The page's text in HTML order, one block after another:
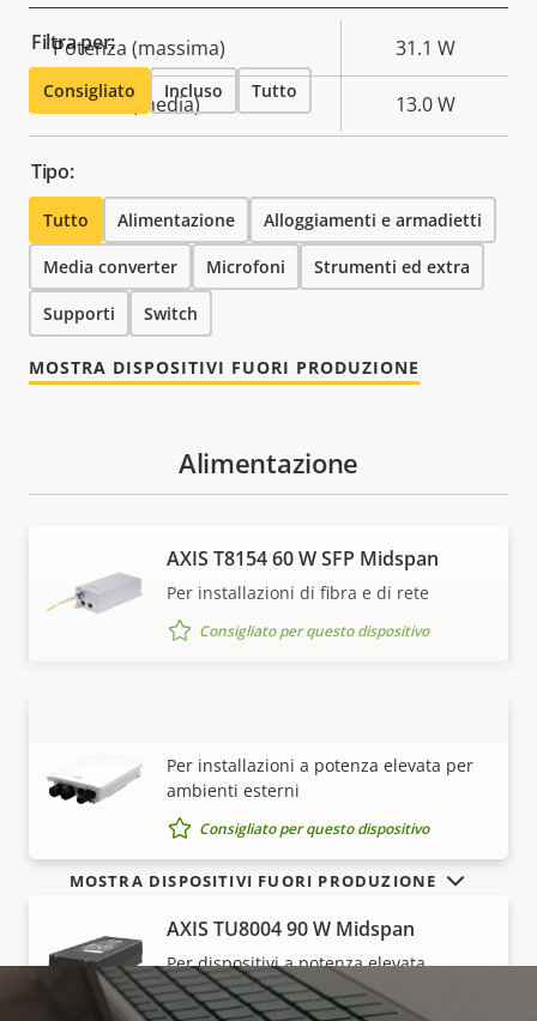
Descrizione
della
proprietà
Valore
della
proprietà
Potenza (massima) 31.1 W
Potenza (media) 13.0 W
Filtra per:
Consigliato Incluso Tutto
Tipo:
Tutto Alimentazione Alloggiamenti e armadietti
Media converter Microfoni Strumenti ed extra
Supporti Switch
MOSTRA DISPOSITIVI FUORI PRODUZIONE
VISUALIZZA DI PIÙ
Alimentazione
AXIS T8154 60 W SFP Midspan
Per installazioni di fibra e di rete
Consigliato per questo dispositivo
Per installazioni a potenza elevata per
ambienti esterni
Consigliato per questo dispositivo
AXIS TU8004 90 W Midspan
Per dispositivi a potenza elevata
Consigliato per questo dispositivo
MOSTRA DISPOSITIVI FUORI PRODUZIONE